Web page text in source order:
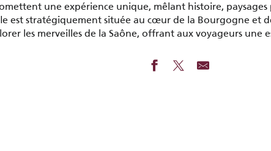
une expérience unique, mêlant histoire,
est stratégiquement située au cœur de la Bourgogne et
les merveilles de la Saône, offrant aux voyageurs une